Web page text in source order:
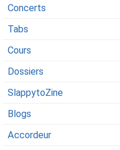
Concerts
Tabs
Cours
Dossiers
SlappytoZine
Blogs
Accordeur